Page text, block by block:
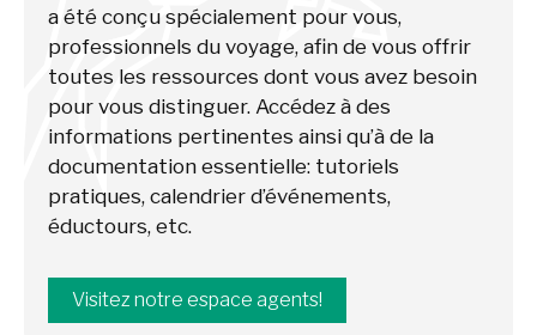
a été conçu spécialement pour vous,
professionnels du voyage, afin de vous offrir
toutes les ressources dont vous avez besoin
pour vous distinguer. Accédez à des
informations pertinentes ainsi qu’à de la
documentation essentielle: tutoriels
pratiques, calendrier d’événements,
éductours, etc.
Visitez notre espace agents!